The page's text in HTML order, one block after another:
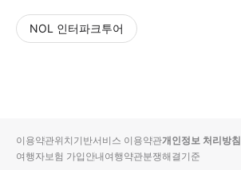
NOL 인터파크투어
입니
다.
순
상
이용약관위치기반서비스 이용약관개인정보 처리방침
여행자보험 가입안내여행약관분쟁해결기준